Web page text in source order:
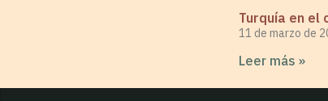
Turquía en el
11 de marzo de
Leer más »